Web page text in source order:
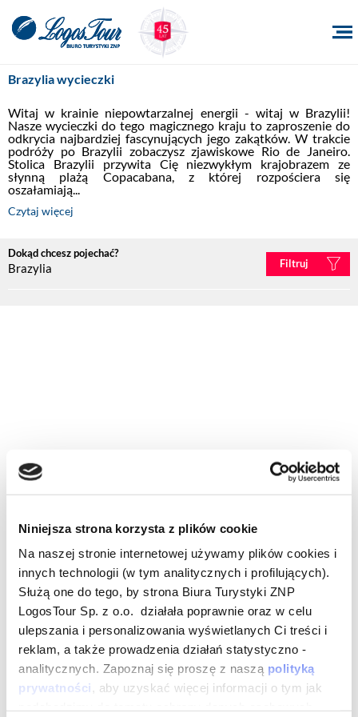
Niniejsza strona korzysta z plików cookie
Na naszej stronie internetowej używamy plików cookies i
innych technologii (w tym analitycznych i profilujących).
Służą one do tego, by strona Biura Turystyki ZNP
LogosTour Sp. z o.o. działała poprawnie oraz w celu
ulepszania i personalizowania wyświetlanych Ci treści i
reklam, a także prowadzenia działań statystyczno -
analitycznych. Zapoznaj się proszę z naszą polityką
prywatności , aby uzyskać więcej informacji o tym jak
Brazylia wycieczki
Witaj w krainie niepowtarzalnej energii - witaj w Brazylii!
Nasze wycieczki do tego magicznego kraju to zaproszenie do
odkrycia najbardziej fascynujących jego zakątków. W trakcie
podróży po Brazylii zobaczysz zjawiskowe Rio de Janeiro.
Stolica Brazylii przywita Cię niezwykłym krajobrazem ze
słynną plażą Copacabana, z której rozpościera się
oszałamiają...
Czytaj więcej
Dokąd chcesz pojechać?
Brazylia Filtruj